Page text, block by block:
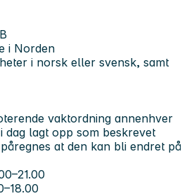
i Norden
i norsk eller svensk, samt
vaktordning annenhver
dag lagt opp som beskrevet
at den kan bli endret på